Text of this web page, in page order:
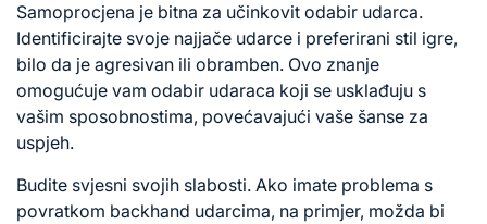
Samoprocjena je bitna za učinkovit odabir udarca.
Identificirajte svoje najjače udarce i preferirani stil igre,
bilo da je agresivan ili obramben. Ovo znanje
omogućuje vam odabir udaraca koji se usklađuju s
vašim sposobnostima, povećavajući vaše šanse za
uspjeh.
Budite svjesni svojih slabosti. Ako imate problema s
povratkom backhand udarcima, na primjer, možda bi